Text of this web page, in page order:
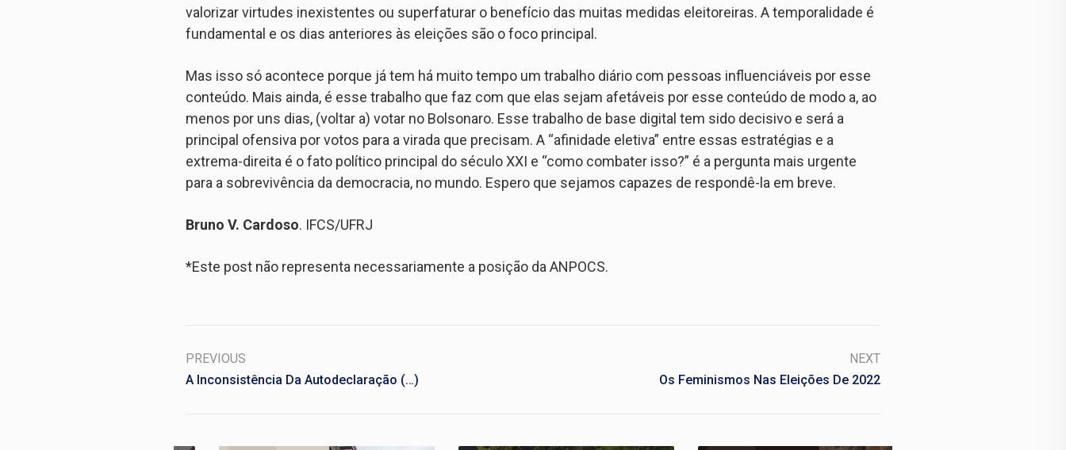
valorizar virtudes inexistentes ou superfaturar o benefício das muitas medidas eleitoreiras. A temporalidade é
fundamental e os dias anteriores às eleições são o foco principal.
Mas isso só acontece porque já tem há muito tempo um trabalho diário com pessoas influenciáveis por esse
conteúdo. Mais ainda, é esse trabalho que faz com que elas sejam afetáveis por esse conteúdo de modo a, ao
menos por uns dias, (voltar a) votar no Bolsonaro. Esse trabalho de base digital tem sido decisivo e será a
principal ofensiva por votos para a virada que precisam. A “afinidade eletiva” entre essas estratégias e a
extrema-direita é o fato político principal do século XXI e “como combater isso?” é a pergunta mais urgente
para a sobrevivência da democracia, no mundo. Espero que sejamos capazes de respondê-la em breve.
Bruno V. Cardoso. IFCS/UFRJ
*Este post não representa necessariamente a posição da ANPOCS.
PREVIOUS
A Inconsistência Da Autodeclaração (…)
NEXT
Os Feminismos Nas Eleições De 2022